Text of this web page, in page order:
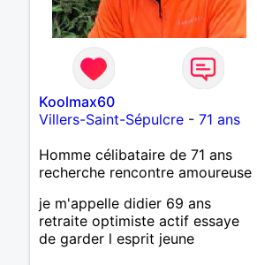
Koolmax60
Villers-Saint-Sépulcre- 71 ans
Homme célibataire de 71 ans
recherche rencontre amoureuse
je m'appelle didier 69 ans
retraite optimiste actif essaye
de garder l esprit jeune